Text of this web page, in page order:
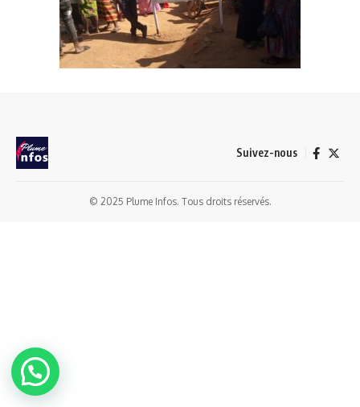
Suivez-nous
© 2025 Plume Infos. Tous droits réservés.